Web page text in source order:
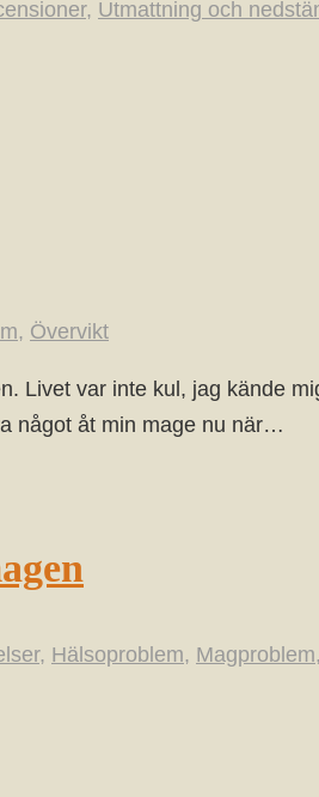
, Utmattning och
, Övervikt
Livet var inte kul, jag kände
något åt min mage nu när…
, Hälsoproblem, Magproblem,